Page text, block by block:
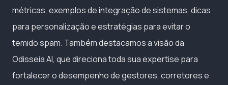
métricas, exemplos de integração de sistemas, dicas
para personalização e estratégias para evitar o
temido spam. Também destacamos a visão da
Odisseia AI, que direciona toda sua expertise para
fortalecer o desempenho de gestores, corretores e